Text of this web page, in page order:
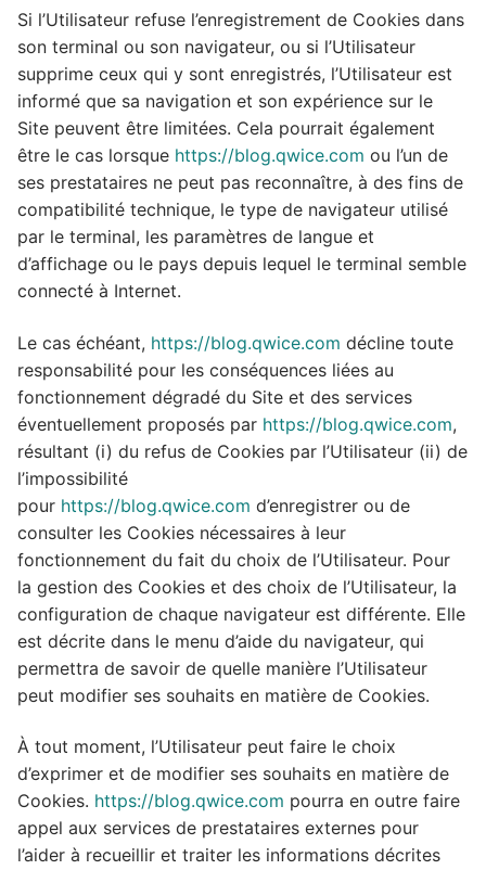
Si l’Utilisateur refuse l’enregistrement de Cookies dans
son terminal ou son navigateur, ou si l’Utilisateur
supprime ceux qui y sont enregistrés, l’Utilisateur est
informé que sa navigation et son expérience sur le
Site peuvent être limitées. Cela pourrait également
être le cas lorsque https://blog.qwice.com ou l’un de
ses prestataires ne peut pas reconnaître, à des fins de
compatibilité technique, le type de navigateur utilisé
par le terminal, les paramètres de langue et
d’affichage ou le pays depuis lequel le terminal semble
connecté à Internet.
Le cas échéant, https://blog.qwice.com décline toute
responsabilité pour les conséquences liées au
fonctionnement dégradé du Site et des services
éventuellement proposés par https://blog.qwice.com,
résultant (i) du refus de Cookies par l’Utilisateur (ii) de
l’impossibilité
pour https://blog.qwice.com d’enregistrer ou de
consulter les Cookies nécessaires à leur
fonctionnement du fait du choix de l’Utilisateur. Pour
la gestion des Cookies et des choix de l’Utilisateur, la
configuration de chaque navigateur est différente. Elle
est décrite dans le menu d’aide du navigateur, qui
permettra de savoir de quelle manière l’Utilisateur
peut modifier ses souhaits en matière de Cookies.
À tout moment, l’Utilisateur peut faire le choix
d’exprimer et de modifier ses souhaits en matière de
Cookies. https://blog.qwice.com pourra en outre faire
appel aux services de prestataires externes pour
l’aider à recueillir et traiter les informations décrites